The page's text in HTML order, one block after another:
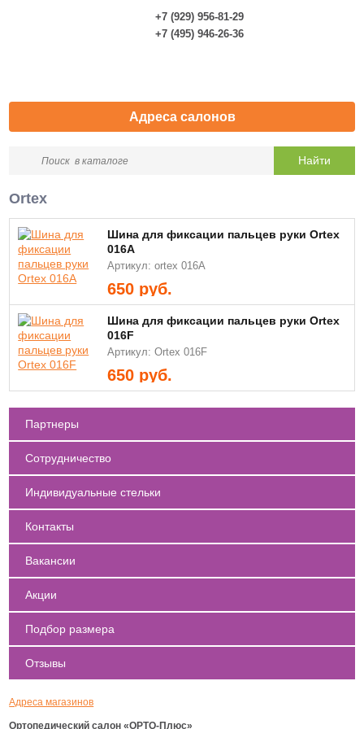
Адреса салонов
+7 (929) 956-81-29
+7 (495) 946-26-36
Ortex
Шина для фиксации пальцев руки Ortex
016A
Артикул: ortex 016A
650 руб.
Шина для фиксации пальцев руки Ortex
016F
Артикул: Ortex 016F
650 руб.
Партнеры
Сотрудничество
Индивидуальные стельки
Контакты
Вакансии
Акции
Подбор размера
Отзывы
Адреса магазинов
Ортопедический салон «ОРТО-Плюс»